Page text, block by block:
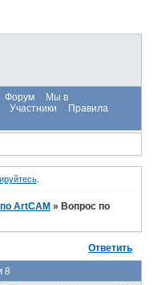
Форум
Мы в
Участники
Правила
.
ArtCAM » Вопрос по
8
Ответить